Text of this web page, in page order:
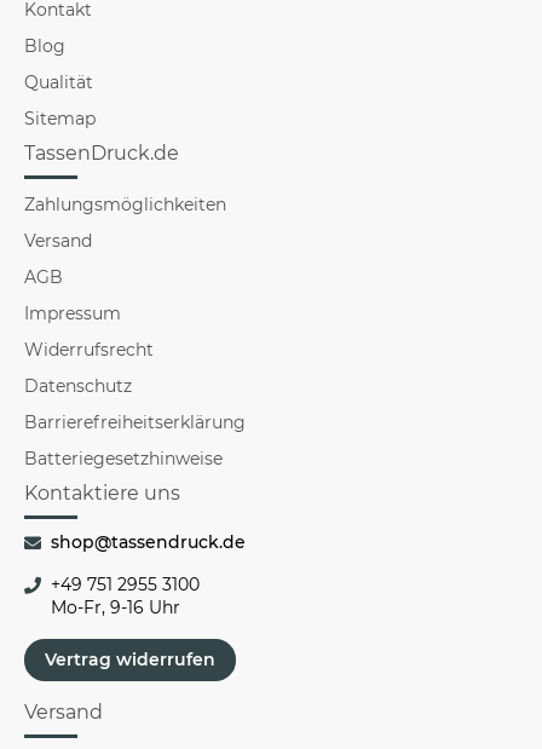
Kontakt
Blog
Qualität
Sitemap
TassenDruck.de
Zahlungsmöglichkeiten
Versand
AGB
Impressum
Widerrufsrecht
Datenschutz
Barrierefreiheitserklärung
Batteriegesetzhinweise
Kontaktiere uns
shop@tassendruck.de
+49 751 2955 3100
Mo-Fr, 9-16 Uhr
Vertrag widerrufen
Versand